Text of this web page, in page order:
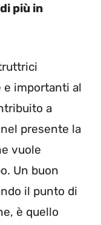
più in
importanti al
a
presente la
vuole
Un buon
il punto di
è quello